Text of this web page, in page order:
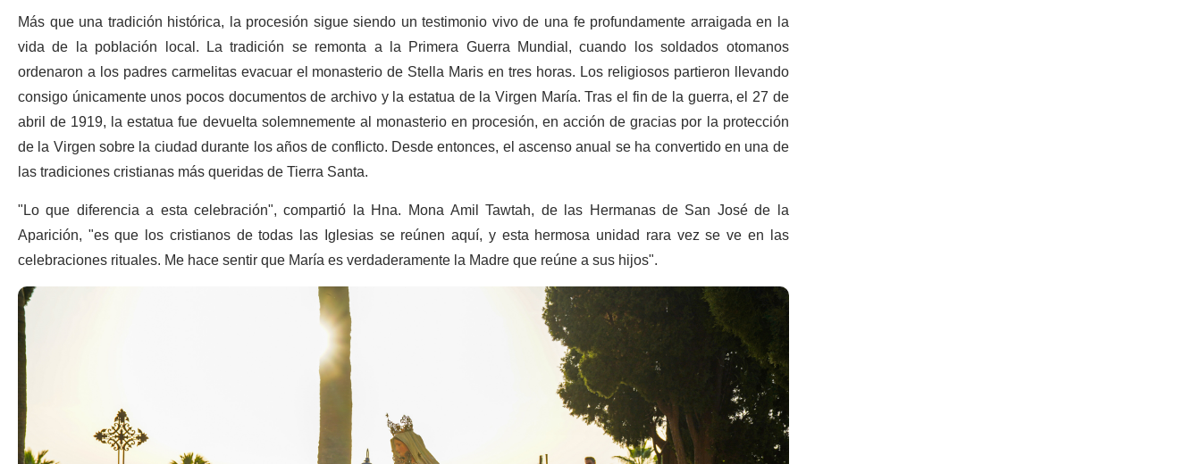
Más que una tradición histórica, la procesión sigue siendo un testimonio vivo de una fe profundamente arraigada en la
vida de la población local. La tradición se remonta a la Primera Guerra Mundial, cuando los soldados otomanos
ordenaron a los padres carmelitas evacuar el monasterio de Stella Maris en tres horas. Los religiosos partieron llevando
consigo únicamente unos pocos documentos de archivo y la estatua de la Virgen María. Tras el fin de la guerra, el 27 de
abril de 1919, la estatua fue devuelta solemnemente al monasterio en procesión, en acción de gracias por la protección
de la Virgen sobre la ciudad durante los años de conflicto. Desde entonces, el ascenso anual se ha convertido en una de
las tradiciones cristianas más queridas de Tierra Santa.
"Lo que diferencia a esta celebración", compartió la Hna. Mona Amil Tawtah, de las Hermanas de San José de la
Aparición, "es que los cristianos de todas las Iglesias se reúnen aquí, y esta hermosa unidad rara vez se ve en las
celebraciones rituales. Me hace sentir que María es verdaderamente la Madre que reúne a sus hijos".